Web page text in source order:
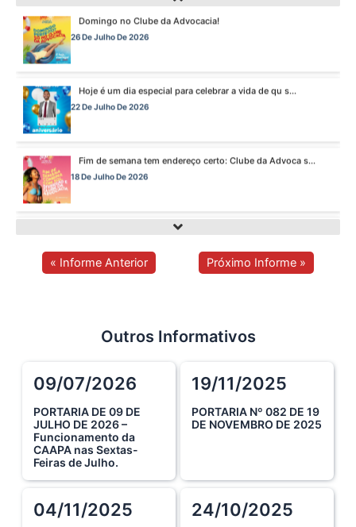
Hoje é um dia especial para celebrar a vida de qu s...
22 De Julho De 2026
Fim de semana tem endereço certo: Clube da Advoca s...
18 De Julho De 2026
A saúde da mulher merece atenção especial em to s...
17 De Julho De 2026
Na manhã de ontem, 14/07, o diretor de saúde da s...
12 De Julho De 2026
O verão chegou, e o Clube da Advocacia está de p s...
10 De Julho De 2026
Ganhar tempo, automatizar tarefas e aumentar a pro s...
« Informe Anterior Próximo Informe »
Outros Informativos
09/07/2026
PORTARIA DE 09 DE
JULHO DE 2026 –
Funcionamento da
CAAPA nas Sextas-
Feiras de Julho.
19/11/2025
PORTARIA Nº 082 DE 19
DE NOVEMBRO DE 2025
04/11/2025 24/10/2025